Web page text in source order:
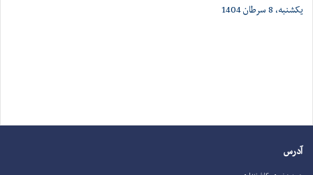
یکشنبه، 8 سرطان 1404
آدرس